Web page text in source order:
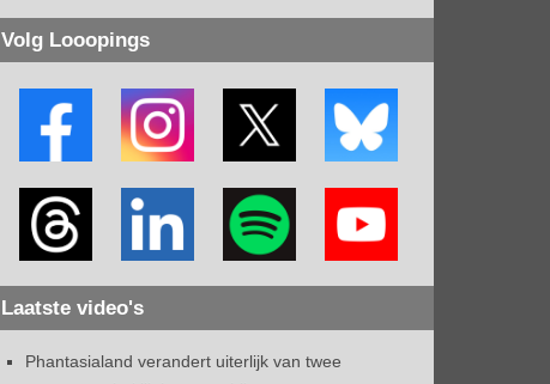
Volg Looopings
Laatste video's
Phantasialand verandert uiterlijk van twee